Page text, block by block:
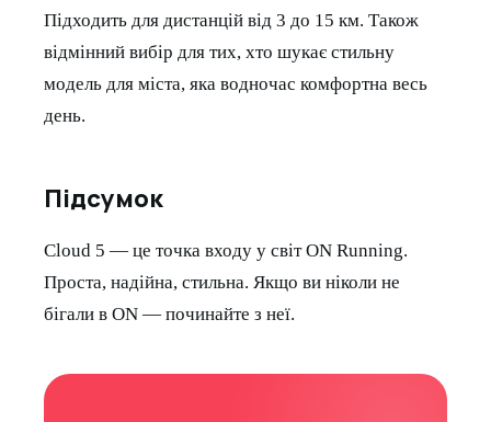
Підходить для дистанцій від 3 до 15 км. Також
відмінний вибір для тих, хто шукає стильну
модель для міста, яка водночас комфортна весь
день.
Підсумок
Cloud 5 — це точка входу у світ ON Running.
Проста, надійна, стильна. Якщо ви ніколи не
бігали в ON — починайте з неї.